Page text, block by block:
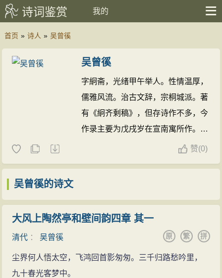
诗词鉴赏 我的
首页 » 诗人 » 吴曾徯
吴曾徯
字絅斋，光绪甲午举人。性情温厚，
儒雅风流。治古文辞，宗桐城派。著
有《絅齐剩稿》，但存诗作不多，今
作录主要为戊戌岁在宣南寓所作。
赞(0)
吴曾徯的诗文
大风上陶然亭和壁间韵四章 其一
清代 ：吴曾徯 拼
繁
原
尘界何人悟太空，飞鸿回首影匆匆。三千归路愁吟里，
九十春光客梦中。